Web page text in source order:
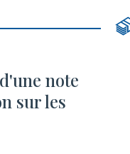
note
sur les